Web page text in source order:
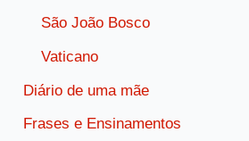
São João Bosco
Vaticano
Diário de uma mãe
Frases e Ensinamentos